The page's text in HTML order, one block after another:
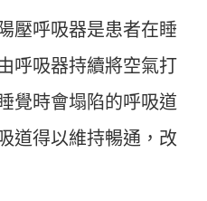
壓呼吸器是患者在睡
呼吸器持續將空氣打
覺時會塌陷的呼吸道
道得以維持暢通，改